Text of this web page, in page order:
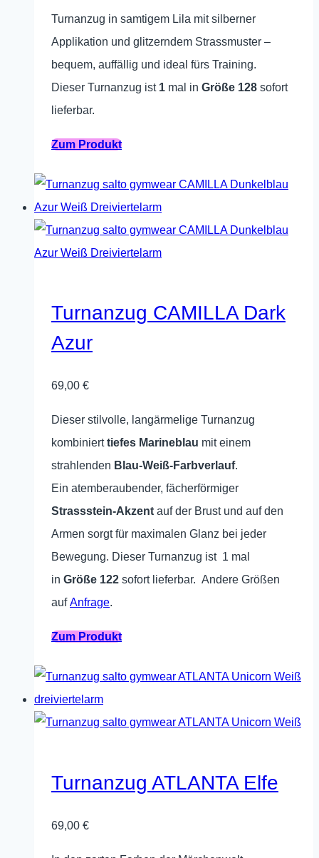
der
Produktseite
gewählt
werden
Turnanzug in samtigem Lila mit silberner
Applikation und glitzerndem Strassmuster –
bequem, auffällig und ideal fürs Training.
Dieser Turnanzug ist 1 mal in Größe 128 sofort
lieferbar.
Zum ProduktDieses
weist
mehrere
Varianten
auf.
Optionen
können
gewählt
werden
Turnanzug CAMILLA Dark
Azur
69,00 €
Dieser stilvolle, langärmelige Turnanzug
kombinierttiefes Marineblau mit einem
strahlenden Blau-Weiß-Farbverlauf.
Ein atemberaubender, fächerförmiger
Strassstein-Akzent auf der Brust und auf den
Armen sorgt für maximalen Glanz bei jeder
Bewegung. Dieser Turnanzug ist 1 mal
in Größe 122 sofort lieferbar. Andere Größen
aufAnfrage.
Zum ProduktDieses
weist
Varianten
Optionen
Turnanzug ATLANTA Elfe
69,00 €